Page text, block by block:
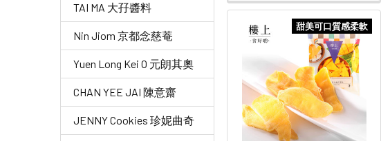
TAI MA 大孖醬料
Nin Jiom 京都念慈菴
Yuen Long Kei O 元朗其奧
CHAN YEE JAI 陳意齋
JENNY Cookies 珍妮曲奇
甜美可口質感柔軟